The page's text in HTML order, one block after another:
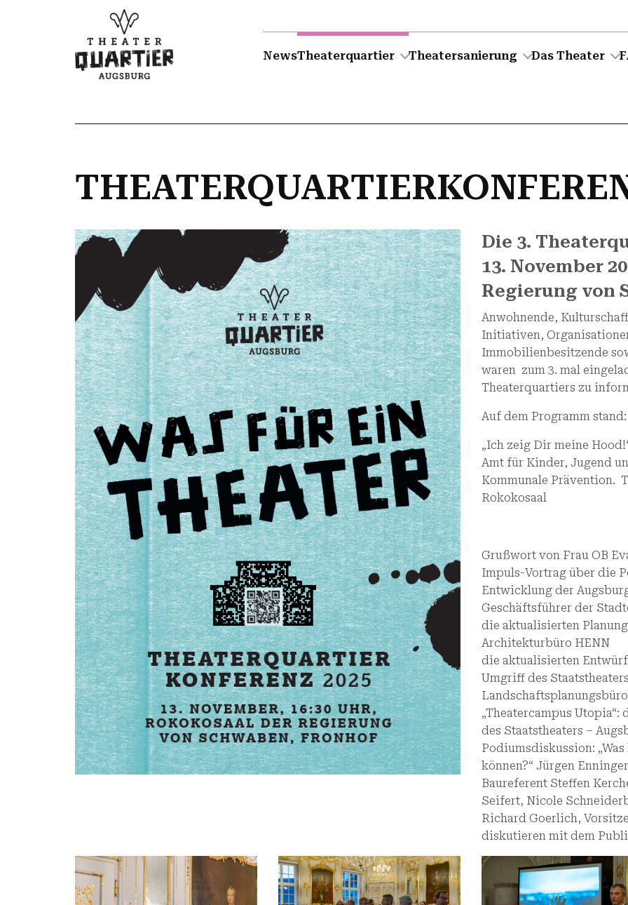
NewsTheaterquartier Theatersanierung Das Theater
Die 3.
13. November
Regierung von
Anwohnende,
Initiativen,
Immobilienbesitzende
waren zum 3. mal
Theaterquartiers zu
Auf dem Programm stand:
„Ich zeig Dir meine
Amt für Kinder, Jugend
Kommunale Prävention.
Rokokosaal
Grußwort von Frau OB
Impuls-Vortrag über die
Entwicklung der
Geschäftsführer der
die aktualisierten
Architekturbüro HENN
die aktualisierten
Umgriff des
„Theatercampus Utopia“:
des Staatstheaters –
Podiumsdiskussion:
können?“ Jürgen
Baureferent Steffen
Seifert, Nicole
Richard Goerlich,
diskutieren mit dem